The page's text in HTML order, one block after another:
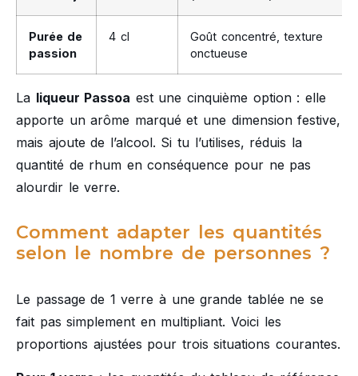
Purée de
passion
4 cl
Goût concentré, texture
onctueuse
La liqueur Passoa est une cinquième option : elle
apporte un arôme marqué et une dimension festive,
mais ajoute de l’alcool. Si tu l’utilises, réduis la
quantité de rhum en conséquence pour ne pas
alourdir le verre.
Comment adapter les quantités
selon le nombre de personnes ?
Le passage de 1 verre à une grande tablée ne se
fait pas simplement en multipliant. Voici les
proportions ajustées pour trois situations courantes.